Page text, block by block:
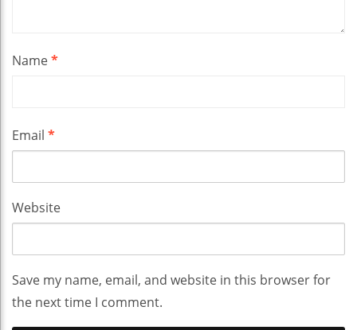
Name*
Email *
Website
Save my name, email, and website in this browser for
the next time I comment.